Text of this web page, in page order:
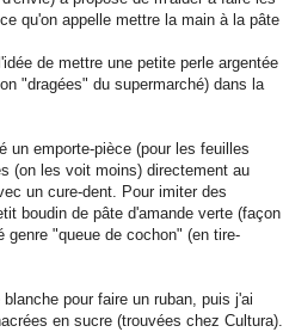
qu'on appelle mettre la main à la pâte
de mettre une petite perle argentée
"dragées" du supermarché) dans la
un emporte-pièce (pour les feuilles
(on les voit moins) directement au
un cure-dent. Pour imiter des
boudin de pâte d'amande verte (façon
genre "queue de cochon" (en tire-
pour faire un ruban, puis j'ai
en sucre (trouvées chez Cultura).